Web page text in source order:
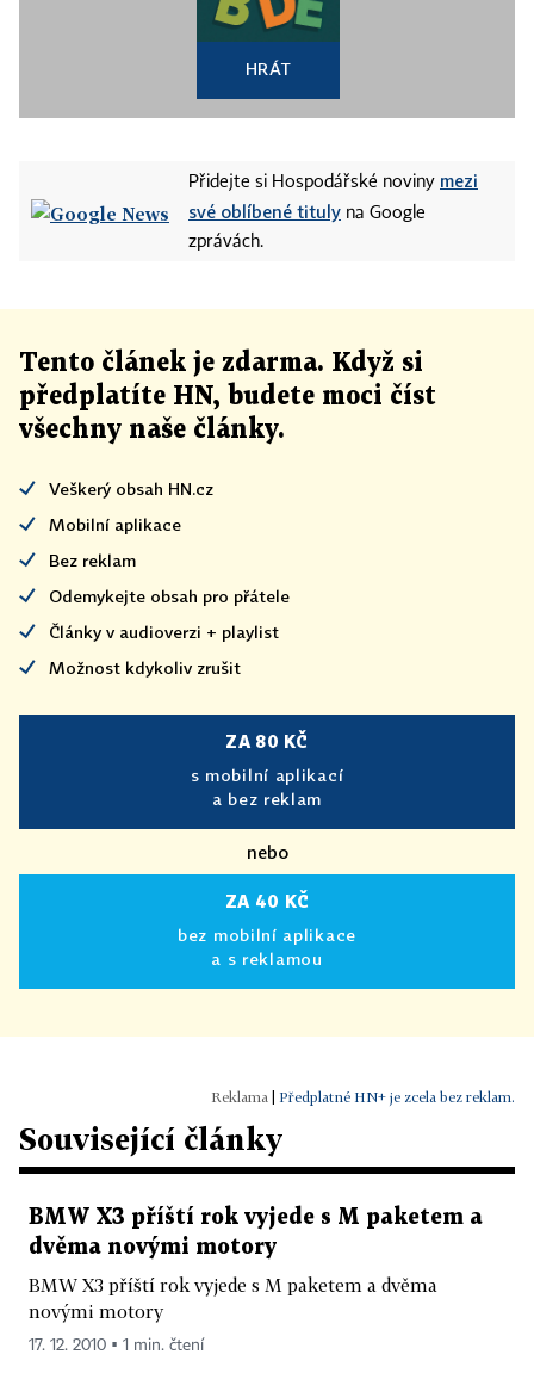
HRÁT
Přidejte si Hospodářské noviny mezi
své oblíbené tituly na Google
zprávách.
Tento článek je zdarma. Když si
předplatíte HN, budete moci číst
všechny naše články.
Veškerý obsah HN.cz
Mobilní aplikace
Bez reklam
Odemykejte obsah pro přátele
Články v audioverzi + playlist
Možnost kdykoliv zrušit
ZA 80 KČ
s mobilní aplikací
a bez reklam
nebo
ZA 40 KČ
bez mobilní aplikace
a s reklamou
Předplatné HN+ je zcela bez reklam.
Související články
BMW X3 příští rok vyjede s M paketem a
dvěma novými motory
BMW X3 příští rok vyjede s M paketem a dvěma
novými motory
17. 12. 2010 ▪ 1 min. čtení